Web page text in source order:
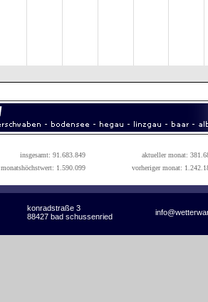
insgesamt: 91.683.849
aktueller monat:
monatshöchstwert: 1.590.099
vorheriger monat:
konradstraße 3
88427 bad schussenried